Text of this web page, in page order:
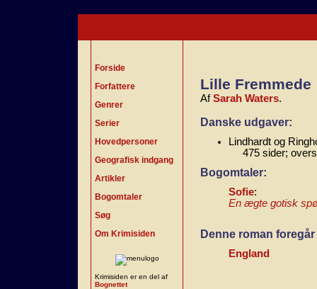
Forside
Forfattere
Genrer
Serier
Hovedpersoner
Geografisk indgang
Artikler
Bogomtaler
Søg
Om Krimisiden
Krimisiden er en del af
Bognettet
Lille Fremmede
AfSarah Waters.
Danske udgaver:
Lindhardt og
475 sider;
Bogomtaler:
Sofie:
En ægte gotisk
Denne roman
England